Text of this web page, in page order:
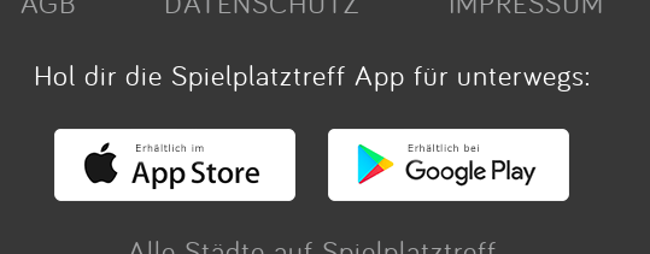
Hol dir die Spielplatztreff App für unterwegs: